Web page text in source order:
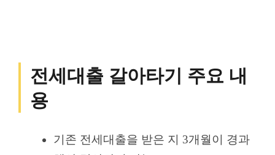
전세대출 갈아타기 주요 내
용
기존 전세대출을 받은 지 3개월이 경과